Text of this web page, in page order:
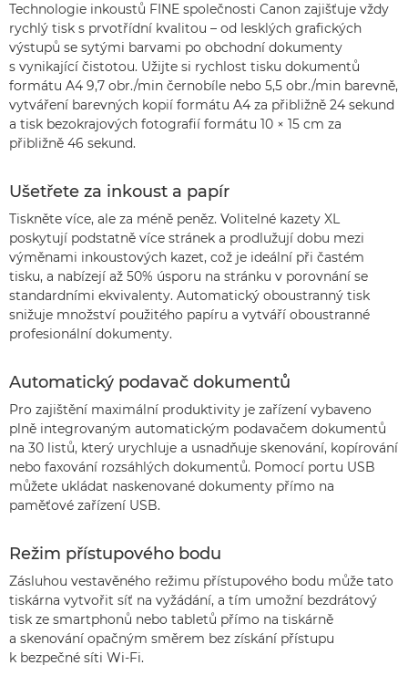
Technologie inkoustů FINE společnosti Canon zajišťuje vždy
rychlý tisk s prvotřídní kvalitou – od lesklých grafických
výstupů se sytými barvami po obchodní dokumenty
s vynikající čistotou. Užijte si rychlost tisku dokumentů
formátu A4 9,7 obr./min černobíle nebo 5,5 obr./min barevně,
vytváření barevných kopií formátu A4 za přibližně 24 sekund
a tisk bezokrajových fotografií formátu 10 × 15 cm za
přibližně 46 sekund.
Ušetřete za inkoust a papír
Tiskněte více, ale za méně peněz. Volitelné kazety XL
poskytují podstatně více stránek a prodlužují dobu mezi
výměnami inkoustových kazet, což je ideální při častém
tisku, a nabízejí až 50% úsporu na stránku v porovnání se
standardními ekvivalenty. Automatický oboustranný tisk
snižuje množství použitého papíru a vytváří oboustranné
profesionální dokumenty.
Automatický podavač dokumentů
Pro zajištění maximální produktivity je zařízení vybaveno
plně integrovaným automatickým podavačem dokumentů
na 30 listů, který urychluje a usnadňuje skenování, kopírování
nebo faxování rozsáhlých dokumentů. Pomocí portu USB
můžete ukládat naskenované dokumenty přímo na
paměťové zařízení USB.
Režim přístupového bodu
Zásluhou vestavěného režimu přístupového bodu může tato
tiskárna vytvořit síť na vyžádání, a tím umožní bezdrátový
tisk ze smartphonů nebo tabletů přímo na tiskárně
a skenování opačným směrem bez získání přístupu
k bezpečné síti Wi-Fi.